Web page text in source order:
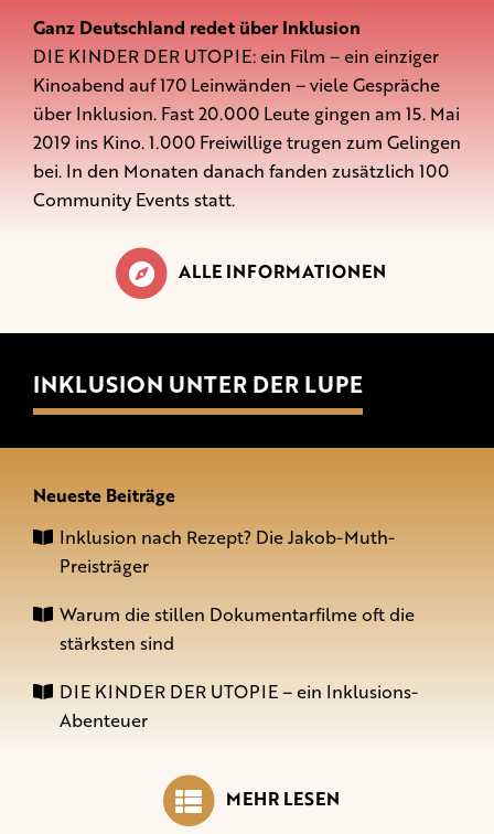
Ganz Deutschland redet über Inklusion
DIE KINDER DER UTOPIE: ein Film – ein einziger
Kinoabend auf 170 Leinwänden – viele Gespräche
über Inklusion. Fast 20.000 Leute gingen am 15. Mai
2019 ins Kino. 1.000 Freiwillige trugen zum Gelingen
bei. In den Monaten danach fanden zusätzlich 100
Community Events statt.
ALLE INFORMATIONEN
INKLUSION UNTER DER LUPE
Neueste Beiträge
Inklusion nach Rezept? Die Jakob-Muth-
Preisträger
Warum die stillen Dokumentarfilme oft die
stärksten sind
DIE KINDER DER UTOPIE – ein Inklusions-
Abenteuer
MEHR LESEN